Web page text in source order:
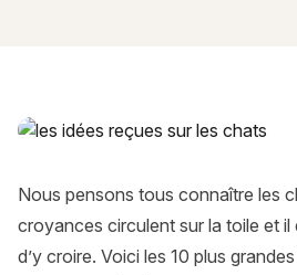
Vous croyez connaître les chats ?
Nous pensons tous connaître les
croyances circulent sur la toile et il
d’y croire. Voici les 10 plus